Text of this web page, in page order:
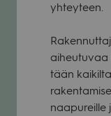
yhtey­teen.
tään
naa­pu­reille